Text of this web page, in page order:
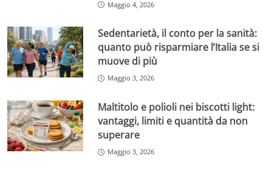
Maggio 4, 2026
Sedentarietà, il conto per la sanità:
quanto può risparmiare l’Italia se si
muove di più
Maggio 3, 2026
Maltitolo e polioli nei biscotti light:
vantaggi, limiti e quantità da non
superare
Maggio 3, 2026